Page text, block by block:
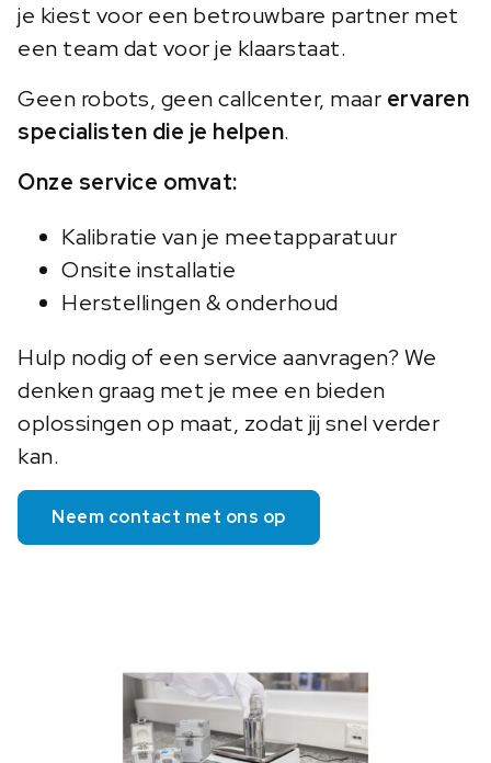
je kiest voor een betrouwbare partner met
een team dat voor je klaarstaat.
Geen robots, geen callcenter, maar ervaren
specialisten die je helpen.
Onze service omvat:
Kalibratie van je meetapparatuur
Onsite installatie
Herstellingen & onderhoud
Hulp nodig of een service aanvragen? We
denken graag met je mee en bieden
oplossingen op maat, zodat jij snel verder
kan.
Neem contact met ons op